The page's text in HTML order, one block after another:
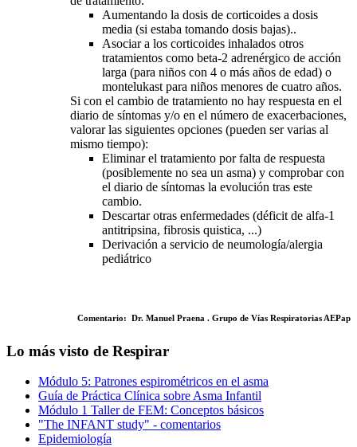
Aumentando la dosis de corticoides a dosis
media (si estaba tomando dosis bajas)..
Asociar a los corticoides inhalados otros
tratamientos como beta-2 adrenérgico de acción
larga (para niños con 4 o más años de edad) o
montelukast para niños menores de cuatro años.
Si con el cambio de tratamiento no hay respuesta en el
diario de síntomas y/o en el número de exacerbaciones,
valorar las siguientes opciones (pueden ser varias al
mismo tiempo):
Eliminar el tratamiento por falta de respuesta
(posiblemente no sea un asma) y comprobar con
el diario de síntomas la evolución tras este
cambio.
Descartar otras enfermedades (déficit de alfa-1
antitripsina, fibrosis quistica, ...)
Derivación a servicio de neumología/alergia
pediátrico
Comentario: Dr. Manuel Praena . Grupo de Vías Respiratorias AEPap
Lo más visto de Respirar
Módulo 5: Patrones espirométricos en el asma
Guía de Práctica Clínica sobre Asma Infantil
Módulo 1 Taller de FEM: Conceptos básicos
"The INFANT study" - comentarios
Epidemiología